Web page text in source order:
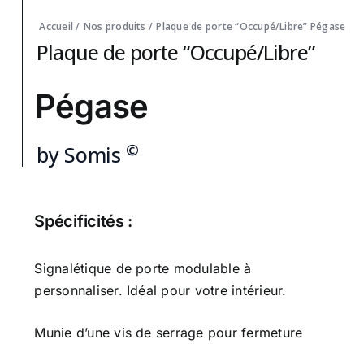
Accueil / Nos produits / Plaque de porte “Occupé/Libre” Pégase
Plaque de porte “Occupé/Libre”
Pégase
by Somis ©
Spécificités :
Signalétique de porte modulable à
personnaliser. Idéal pour votre intérieur.
Munie d’une vis de serrage pour fermeture